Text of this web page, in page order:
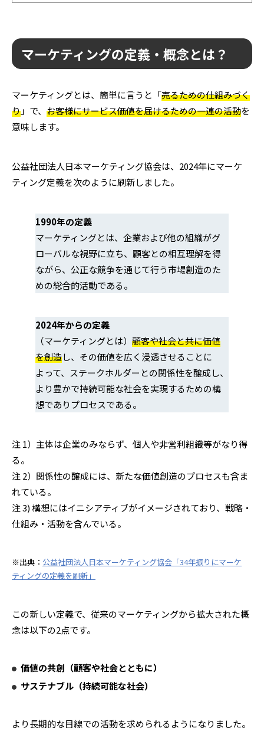
マーケティングの定義・概念とは？
マーケティングとは、簡単に言うと「売るための仕組みづく
り」で、 お客様にサービス価値を届けるための一連の活動を
意味します。
公益社団法人日本マーケティング協会は、2024年にマーケ
ティング定義を次のように刷新しました。
1990年の定義
マーケティングとは、企業および他の組織がグ
ローバルな視野に立ち、顧客との相互理解を得
ながら、公正な競争を通じて行う市場創造のた
めの総合的活動である。
2024年からの定義
（マーケティングとは） 顧客や社会と共に価値
を創造し、その価値を広く浸透させることに
よって、ステークホルダーとの関係性を醸成し、
より豊かで持続可能な社会を実現するための構
想でありプロセスである。
注 1）主体は企業のみならず、個人や非営利組織等がなり得
る。
注 2）関係性の醸成には、新たな価値創造のプロセスも含ま
れている。
注 3) 構想にはイニシアティブがイメージされており、戦略・
仕組み・活動を含んでいる。
※出典： 公益社団法人日本マーケティング協会「34年振りにマーケ
ティングの定義を刷新」
この新しい定義で、従来のマーケティングから拡大された概
念は以下の2点です。
価値の共創（顧客や社会とともに）
サステナブル（持続可能な社会）
より長期的な目線での活動を求められるようになりました。